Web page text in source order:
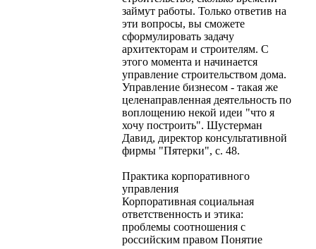
займут работы. Только ответив на
эти вопросы, вы сможете
сформулировать задачу
архитекторам и строителям. С
этого момента и начинается
управление строительством дома.
Управление бизнесом - такая же
целенаправленная деятельность по
воплощению некой идеи "что я
хочу построить". Шустерман
Давид, директор консультативной
фирмы "Пятерки", с. 48.
Практика корпоративного
управления
Корпоративная социальная
ответственность и этика:
проблемы соотношения с
российским правом Понятие